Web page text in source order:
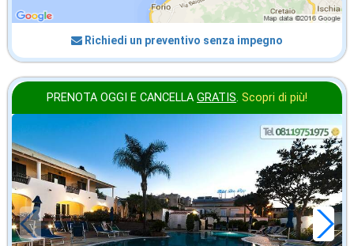
Richiedi un preventivo senza impegno
PRENOTA OGGI E CANCELLA GRATIS. Scopri di più!
settembre
in offerta da
€52,71
a notte